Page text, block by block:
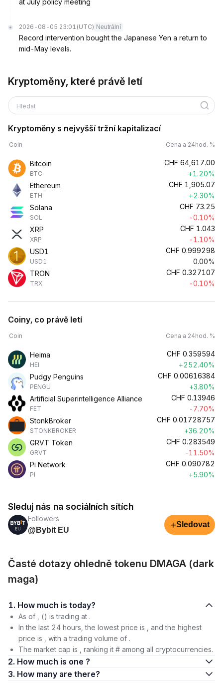
at July policy meeting
2026-08-05 23:01 (UTC) Neutrální
Record intervention bought the Japanese Yen a return to
mid-May levels.
Kryptoměny, které právě letí
Hledat
Kryptoměny s nejvyšší tržní kapitalizací
Coin Cena a 24hod. %
Bitcoin
BTC
CHF 64,617.00
+1.20%
Ethereum
ETH
CHF 1,905.07
+2.30%
Solana
SOL
CHF 73.25
-0.10%
XRP
XRP
CHF 1.043
-1.10%
USD1
USD1
CHF 0.999298
0.00%
TRON
TRX
CHF 0.327107
-0.10%
Coiny, co právě letí
Coin Cena a 24hod. %
Heima
HEI
CHF 0.359594
+252.40%
Pudgy Penguins
PENGU
CHF 0.00616384
+3.80%
Artificial Superintelligence Alliance
FET
CHF 0.13946
-7.70%
StonkBroker
STONKBROKER
CHF 0.01728757
+36.20%
GRVT Token
GRVT
CHF 0.283549
-11.50%
Pi Network
PI
CHF 0.090782
+5.90%
Sleduj nás na sociálních sítích
Followers
@Bybit EU
+Sledovat
Časté dotazy ohledně tokenu DMAGA (dark
maga)
1. How much is today?
As of , () is trading at .
In the last 24 hours, the lowest price is , and the highest
price is , with a trading volume of .
The market cap is , ranking it # among all cryptocurrencies.
2. How much is one ?
3. How many are there?